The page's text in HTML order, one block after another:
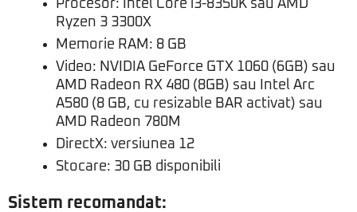
Procesor: Intel Core i3-8350K sau AMD
Ryzen 3 3300X
Memorie RAM: 8 GB
Video: NVIDIA GeForce GTX 1060 (6GB) sau
AMD Radeon RX 480 (8GB) sau Intel Arc
A580 (8 GB, cu resizable BAR activat) sau
AMD Radeon 780M
DirectX: versiunea 12
Stocare: 30 GB disponibili
Sistem recomandat: